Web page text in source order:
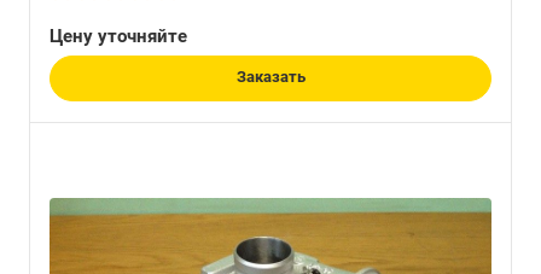
Цену уточняйте
Заказать